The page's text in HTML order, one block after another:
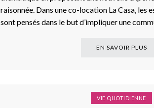
raisonnée. Dans une co-location La Casa, les
sont pensés dans le but d’impliquer une
EN SAVOIR PLUS
VIE QUOTIDIENNE